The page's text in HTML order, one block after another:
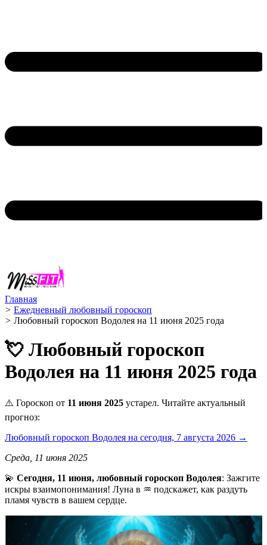
Главная
> Ежедневный любовный гороскоп
> Любовный гороскоп Водолея на 11 июня 2025 года
💘 Любовный гороскоп
Водолея на 11 июня 2025 года
⚠️ Гороскоп от 11 июня 2025 устарел. Читайте актуальный
прогноз:
Любовный гороскоп Водолея на сегодня, 7 августа 2026 →
Среда, 11 июня 2025
💫 Сегодня, 11 июня, любовный гороскоп Водолея: Зажгите
искры взаимопонимания! Луна в ♒️ подскажет, как раздуть
пламя чувств в вашем сердце.